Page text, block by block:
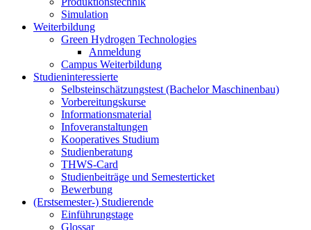
Simulation
Weiterbildung
Green Hydrogen Technologies
Anmeldung
Campus Weiterbildung
Studieninteressierte
Selbsteinschätzungstest (Bachelor Maschinenbau)
Vorbereitungskurse
Informationsmaterial
Infoveranstaltungen
Kooperatives Studium
Studienberatung
THWS-Card
Studienbeiträge und Semesterticket
Bewerbung
(Erstsemester-) Studierende
Einführungstage
Glossar